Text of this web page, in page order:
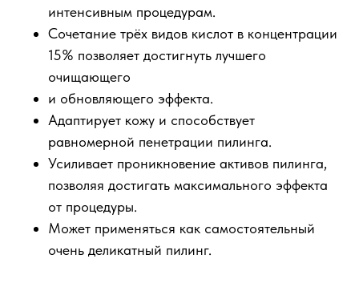
интенсивным процедурам.
Сочетание трёх видов кислот в концентрации
15% позволяет достигнуть лучшего
очищающего
и обновляющего эффекта.
Адаптирует кожу и способствует
равномерной пенетрации пилинга.
Усиливает проникновение активов пилинга,
позволяя достигать максимального эффекта
от процедуры.
Может применяться как самостоятельный
очень деликатный пилинг.